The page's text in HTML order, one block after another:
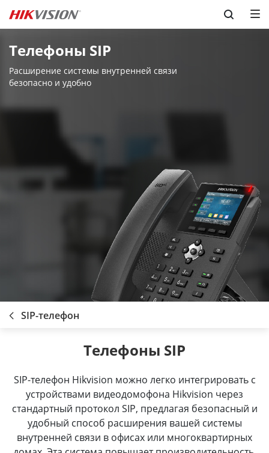
Skip to content
Телефоны SIP
Расширение системы внутренней связи
безопасно и удобно
SIP-телефон
Телефоны SIP
SIP-телефон Hikvision можно легко интегрировать с
устройствами видеодомофона Hikvision через
стандартный протокол SIP, предлагая безопасный и
удобный способ расширения вашей системы
внутренней связи в офисах или многоквартирных